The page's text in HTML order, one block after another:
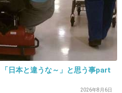
おかなければ損をすると
たことに気付く
日本と違うな～」と思う事part
2026年8月6日